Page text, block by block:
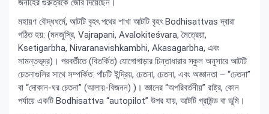
জনাহের গুরুত্বকে জোর দিয়েছেন।
মহায়ণ বৌদ্ধধর্মে, আটটি বৃহৎ পথের শাখা আটটি বৃহৎ Bodhisattvas দ্বারা
গঠিত হয়: (মনজুস্রি, Vajrapani, Avalokiteśvara, মৈত্রেয়া,
Ksetigarbha, Nivaranavishkambhi, Akasagarbha, এবং
সামন্তভূদ্র)। পরবর্তীতে (বিতর্কিত) যোগোগাড়ার চিন্তাধারার স্কুল অনুসারে আটটি
চেতনাগুলির সাথে সম্পর্কিত: পাঁচটি ইন্দ্রিয়, চেতনা, চেতনা, এবং অজ্ঞানতা – “চেতনা”
বা “দোকান-ঘর চেতনা” (আলায়-বিজনন) )। জ্ঞানের “অপরিবর্তনীয়” রাষ্ট্র, কোন
পর্যায়ে একটি Bodhisattva “autopilot” উপর যায়, আটটি গ্রাউন্ড বা ভূমি।